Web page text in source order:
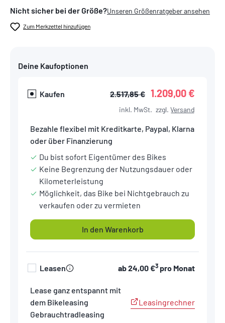
Nicht sicher bei der Größe?Unseren Größenratgeber ansehen
Zum Merkzettel hinzufügen
Deine Kaufoptionen
Kaufen 2.517,85 € 1.209,00 €
inkl. MwSt. zzgl. Versand
Bezahle flexibel mit Kreditkarte, Paypal, Klarna
oder über Finanzierung
Du bist sofort Eigentümer des Bikes
Keine Begrenzung der Nutzungsdauer oder
Kilometerleistung
Möglichkeit, das Bike bei Nichtgebrauch zu
verkaufen oder zu vermieten
In den Warenkorb
Leasen ab24,00 €3 pro Monat
Lease ganz entspannt mit
dem Bikeleasing
Gebrauchtradleasing
Leasingrechner